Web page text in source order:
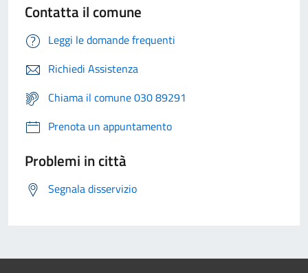
Contatta il comune
Leggi le domande frequenti
Richiedi Assistenza
Chiama il comune 030 89291
Prenota un appuntamento
Problemi in città
Segnala disservizio